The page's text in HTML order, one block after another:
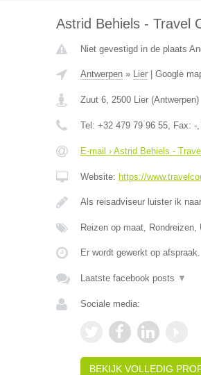
Astrid Behiels - Travel
Niet gevestigd in de plaats
Antwerpen» Lier| Google
Zuut 6, 2500 Lier(Antwerpen)
Tel: +32 479 79 96 55, Fax: -,
E-mail › Astrid Behiels -
Website: https://
Als reisadviseur luister ik
Reizen op maat,
Er wordt gewerkt op afspraak.
Laatste facebook posts ▼
Sociale media:
BEKIJK VOLLEDIG